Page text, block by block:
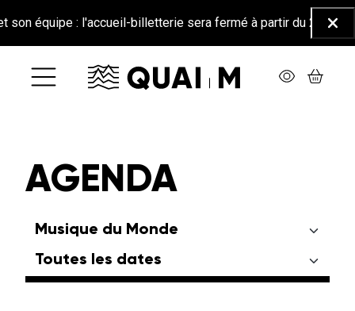
équipe : l'accueil-billetterie sera fermé à partir du 26 juin
AGENDA